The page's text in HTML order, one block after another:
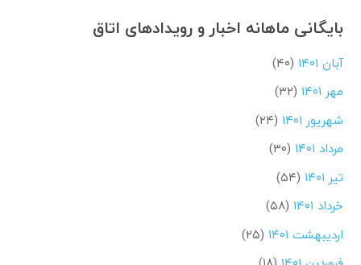
بایگانی ماهانه اخبار و رویدادهای اتاق
آبان ۱۴۰۱
(۴۰)
مهر ۱۴۰۱
(۳۲)
شهریور ۱۴۰۱
(۲۴)
مرداد ۱۴۰۱
(۳۰)
تیر ۱۴۰۱
(۵۴)
خرداد ۱۴۰۱
(۵۸)
اردیبهشت ۱۴۰۱
(۲۵)